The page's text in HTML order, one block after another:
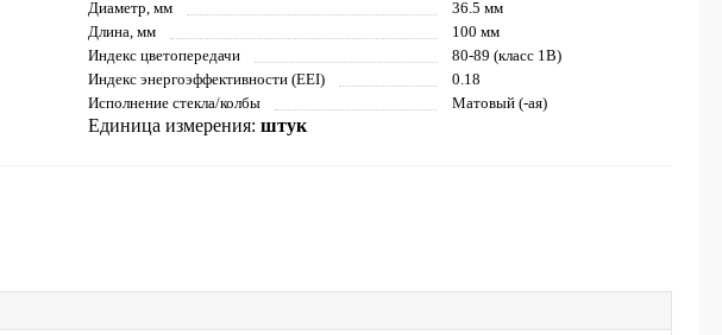
Диаметр, мм
36.5 мм
Длина, мм
100 мм
Индекс цветопередачи
80-89 (класс 1В)
Индекс энергоэффективности (EEI)
0.18
Исполнение стекла/колбы
Матовый (-ая)
Единица измерения: штук